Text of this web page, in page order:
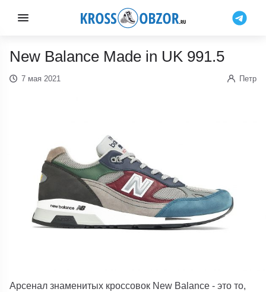
New Balance Made in UK 991.5
7 мая 2021 Петр
Арсенал знаменитых кроссовок New Balance - это то,